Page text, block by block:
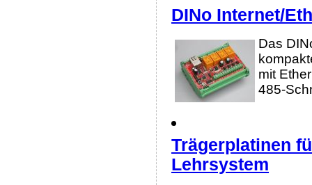
DINo Internet/
Das
mit
485-
Trägerplatinen
Lehrsystem